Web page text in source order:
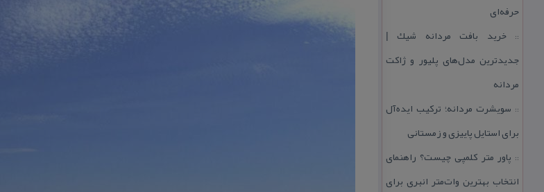
حرفه‌ای
::خرید بافت مردانه شیك |
جدیدترین مدل‌های پلیور و ژاكت
مردانه
:: سویشرت مردانه؛ تركیب ایده‌آل
برای استایل پاییزی و زمستانی
:: پاور متر كلمپی چیست؟ راهنمای
انتخاب بهترین وات‌متر انبری برای